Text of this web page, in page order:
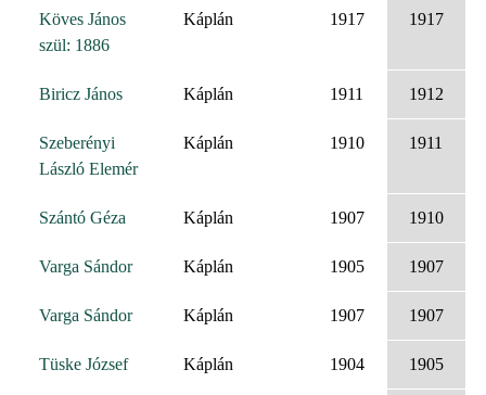
Köves János
szül: 1886
Káplán 1917 1917
Biricz János Káplán 1911 1912
Szeberényi
László Elemér
Káplán 1910 1911
Szántó Géza Káplán 1907 1910
Varga Sándor Káplán 1905 1907
Varga Sándor Káplán 1907 1907
Tüske József Káplán 1904 1905